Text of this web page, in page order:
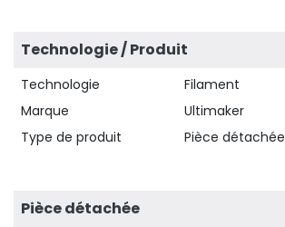
Technologie / Produit
Technologie
Filament
Marque
Ultimaker
Type de produit
Pièce détachée
Pièce détachée